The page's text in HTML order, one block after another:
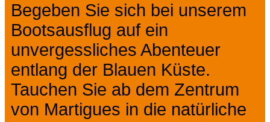
Begeben Sie sich bei unserem
Bootsausflug auf ein
unvergessliches Abenteuer
entlang der Blauen Küste.
Tauchen Sie ab dem Zentrum
von Martigues in die natürliche